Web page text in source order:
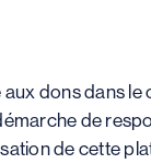
dons dans le
de
de cette